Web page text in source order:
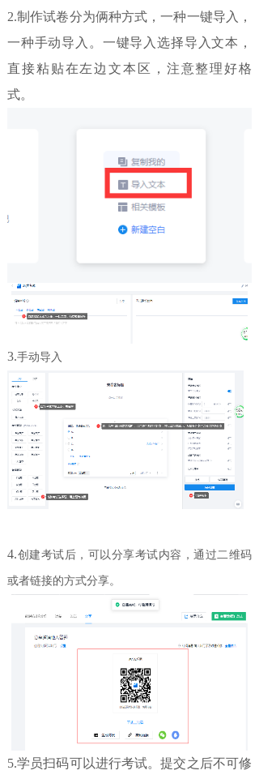
2.制作试卷分为俩种方式，一种一键导入，
一种手动导入。一键导入选择导入文本，
直接粘贴在左边文本区，注意整理好格
式。
3.手动导入
4.创建考试后，可以分享考试内容，通过二维码
或者链接的方式分享。
5.学员扫码可以进行考试。提交之后不可修